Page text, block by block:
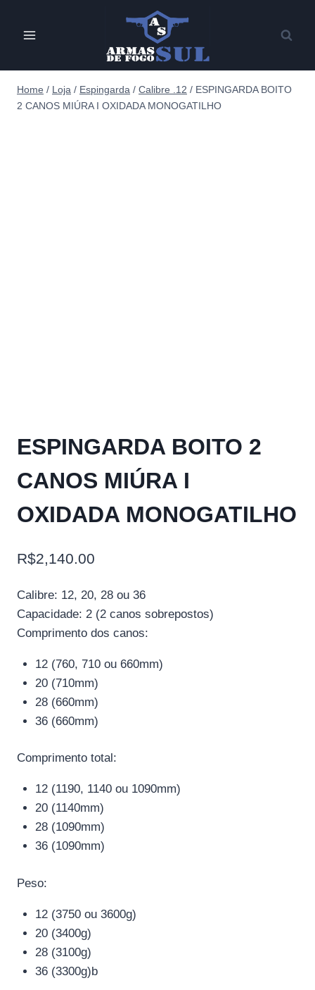
Home / Loja / Espingarda / Calibre .12 / ESPINGARDA BOITO
2 CANOS MIÚRA I OXIDADA MONOGATILHO
ESPINGARDA BOITO 2
CANOS MIÚRA I
OXIDADA MONOGATILHO
R$2,140.00
Calibre: 12, 20, 28 ou 36
Capacidade: 2 (2 canos sobrepostos)
Comprimento dos canos:
12 (760, 710 ou 660mm)
20 (710mm)
28 (660mm)
36 (660mm)
Comprimento total:
12 (1190, 1140 ou 1090mm)
20 (1140mm)
28 (1090mm)
36 (1090mm)
Peso:
12 (3750 ou 3600g)
20 (3400g)
28 (3100g)
36 (3300g)b